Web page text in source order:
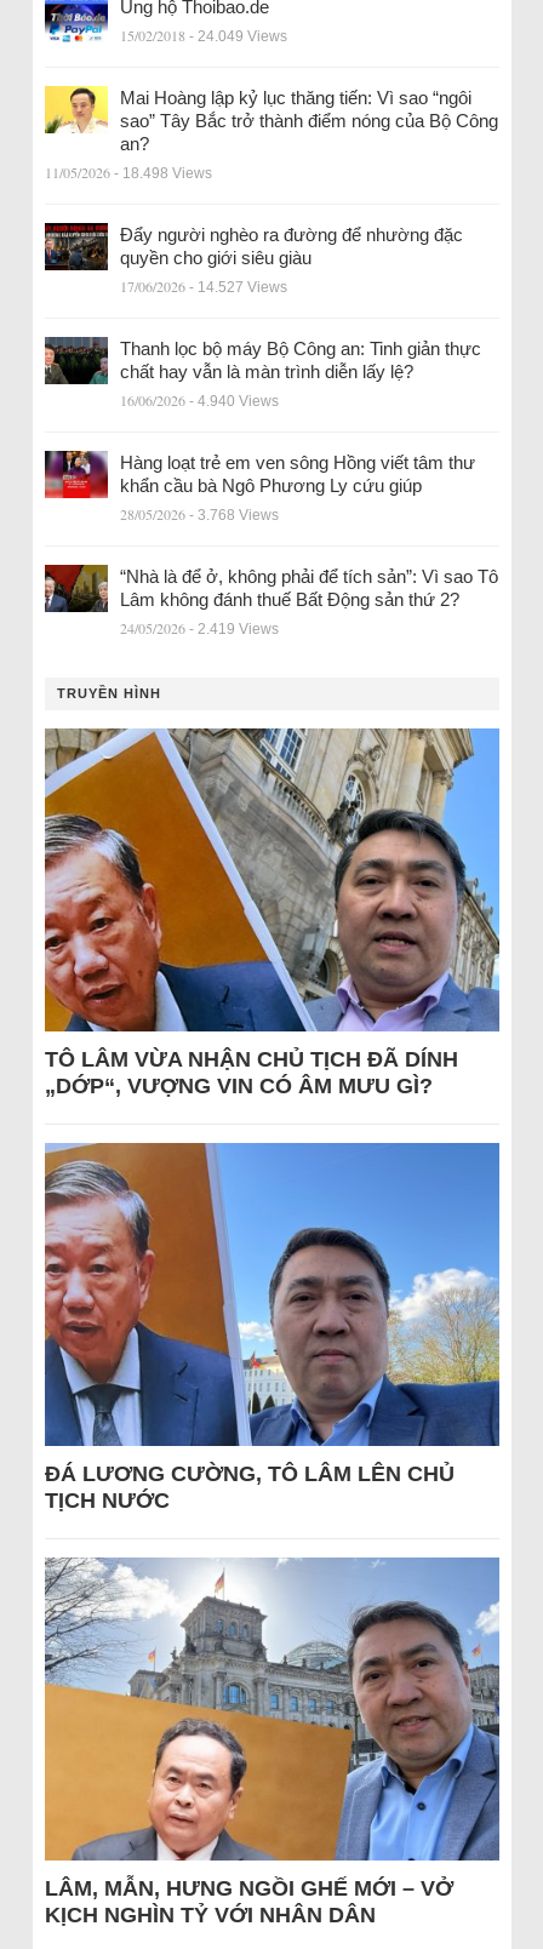
Ủng hộ Thoibao.de
15/02/2018 - 24.049 Views
Mai Hoàng lập kỷ lục thăng tiến: Vì sao “ngôi
sao” Tây Bắc trở thành điểm nóng của Bộ Công
an?
11/05/2026 - 18.498 Views
Đẩy người nghèo ra đường để nhường đặc
quyền cho giới siêu giàu
17/06/2026 - 14.527 Views
Thanh lọc bộ máy Bộ Công an: Tinh giản thực
chất hay vẫn là màn trình diễn lấy lệ?
16/06/2026 - 4.940 Views
Hàng loạt trẻ em ven sông Hồng viết tâm thư
khẩn cầu bà Ngô Phương Ly cứu giúp
28/05/2026 - 3.768 Views
“Nhà là để ở, không phải để tích sản”: Vì sao Tô
Lâm không đánh thuế Bất Động sản thứ 2?
24/05/2026 - 2.419 Views
TRUYỀN HÌNH
TÔ LÂM VỪA NHẬN CHỦ TỊCH ĐÃ DÍNH
„DỚP“, VƯỢNG VIN CÓ ÂM MƯU GÌ?
ĐÁ LƯƠNG CƯỜNG, TÔ LÂM LÊN CHỦ
TỊCH NƯỚC
LÂM, MẪN, HƯNG NGỒI GHẾ MỚI – VỞ
KỊCH NGHÌN TỶ VỚI NHÂN DÂN